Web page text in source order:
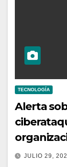
TECNOLOGÍA
Alerta
JULIO 29,